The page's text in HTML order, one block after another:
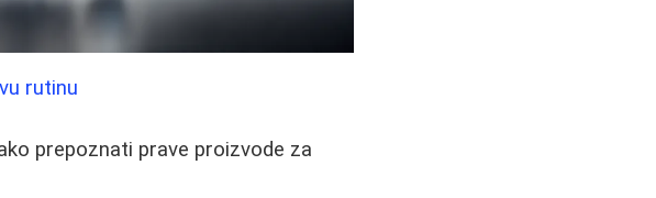
rutinu
prepoznati prave proizvode za